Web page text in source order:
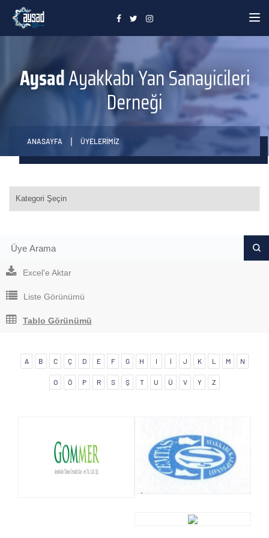
AysadAyakkabı Yan Sanayicileri
Derneği
ANASAYFA ÜYELERİMİZ
Excel'e Aktar
Liste Görünümü
Tablo Görünümü
A B C Ç D E F G H I İ J K L M N
O Ö P R S Ş T U Ü V Y Z